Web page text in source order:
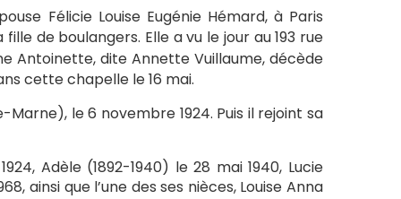
Félicie Louise Eugénie Hémard, à Paris
de boulangers. Elle a vu le jour au 193 rue
Antoinette, dite Annette Vuillaume, décède
cette chapelle le 16 mai.
Marne), le 6 novembre 1924. Puis il rejoint sa
Adèle (1892-1940) le 28 mai 1940, Lucie
ainsi que l’une des ses nièces, Louise Anna